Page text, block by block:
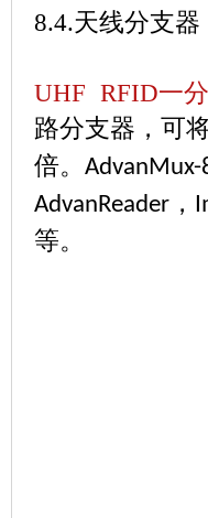
8.4.天线分支器
UHF RFID一
路分支器，可
倍。 AdvanMux-
AdvanReader ，
等。